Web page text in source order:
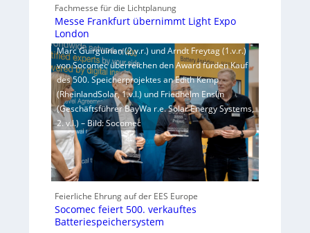
Fachmesse für die Lichtplanung
Messe Frankfurt übernimmt Light Expo
London
Marc Guirguirian (2.v.r.) und Arndt Freytag (1.v.r.)
von Socomec überreichen den Award fürden Kauf
des 500. Speicherprojektes an Edith Kemp
(RheinlandSolar, 1.v.l.) und Friedhelm Enslin
(Geschäftsführer BayWa r.e. Solar Energy Systems,
2. v.l.) – Bild: Socomec
Feierliche Ehrung auf der EES Europe
Socomec feiert 500. verkauftes
Batteriespeichersystem